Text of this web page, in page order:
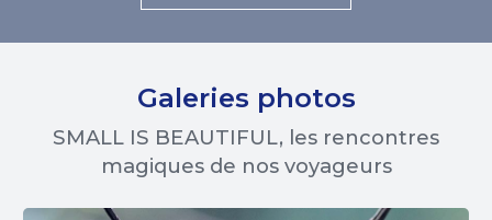
Galeries photos
SMALL IS BEAUTIFUL, les rencontres
magiques de nos voyageurs